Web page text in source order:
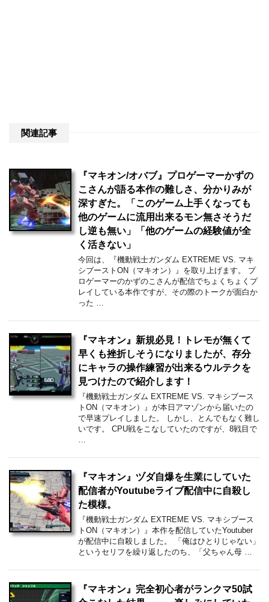
関連記事
『マキオン/オバブ』プロゲーマーかずの
こさんが語る本作の難しさ、分かりみが
深すぎた。「このゲーム上手くなっても
他のゲームに流用出来るモン無さそうだ
し逆も無い」「他のゲームの経験値が全
く活きない」
今回は、『機動戦士ガンダム EXTREME VS. マキ
シブーストON（マキオン）』を取り上げます。 プ
ロゲーマーのかずのこさんが配信でちょくちょくプ
レイしている本作ですが、その際のトークが面白か
った …
『マキオン』新規必見！トレモが無くて
早くも挫折しそうになりましたが、存分
にキャラの操作練習が出来るウルテクを
見つけたので紹介します！
『機動戦士ガンダム EXTREME VS. マキシブース
トON（マキオン）』が本日アマゾンから届いたの
で早速プレイしました。 しかし、とんでもなく難し
いです。 CPU戦をこなしていたのですが、8戦目で
『マキオン』ヅダ自爆を生業にしていた
配信者がYoutubeライブ配信中に自殺し
た模様。
『機動戦士ガンダム EXTREME VS. マキシブース
トON（マキオン）』本作を配信していたYoutuber
が配信中に自殺しました。 「俺はひとりじゃない」
というセリフを繰り返したのち、「父ちゃん母 …
『マキオン』完全初心者がランクマ50試